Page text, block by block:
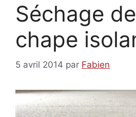
Séchage
chape
5 avril 2014 par Fabien